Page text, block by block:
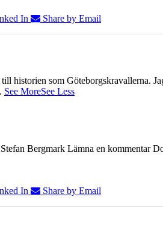
In Share by Email
historien som Göteborgskravallerna.
See MoreSee Less
Bergmark Lämna en
In Share by Email